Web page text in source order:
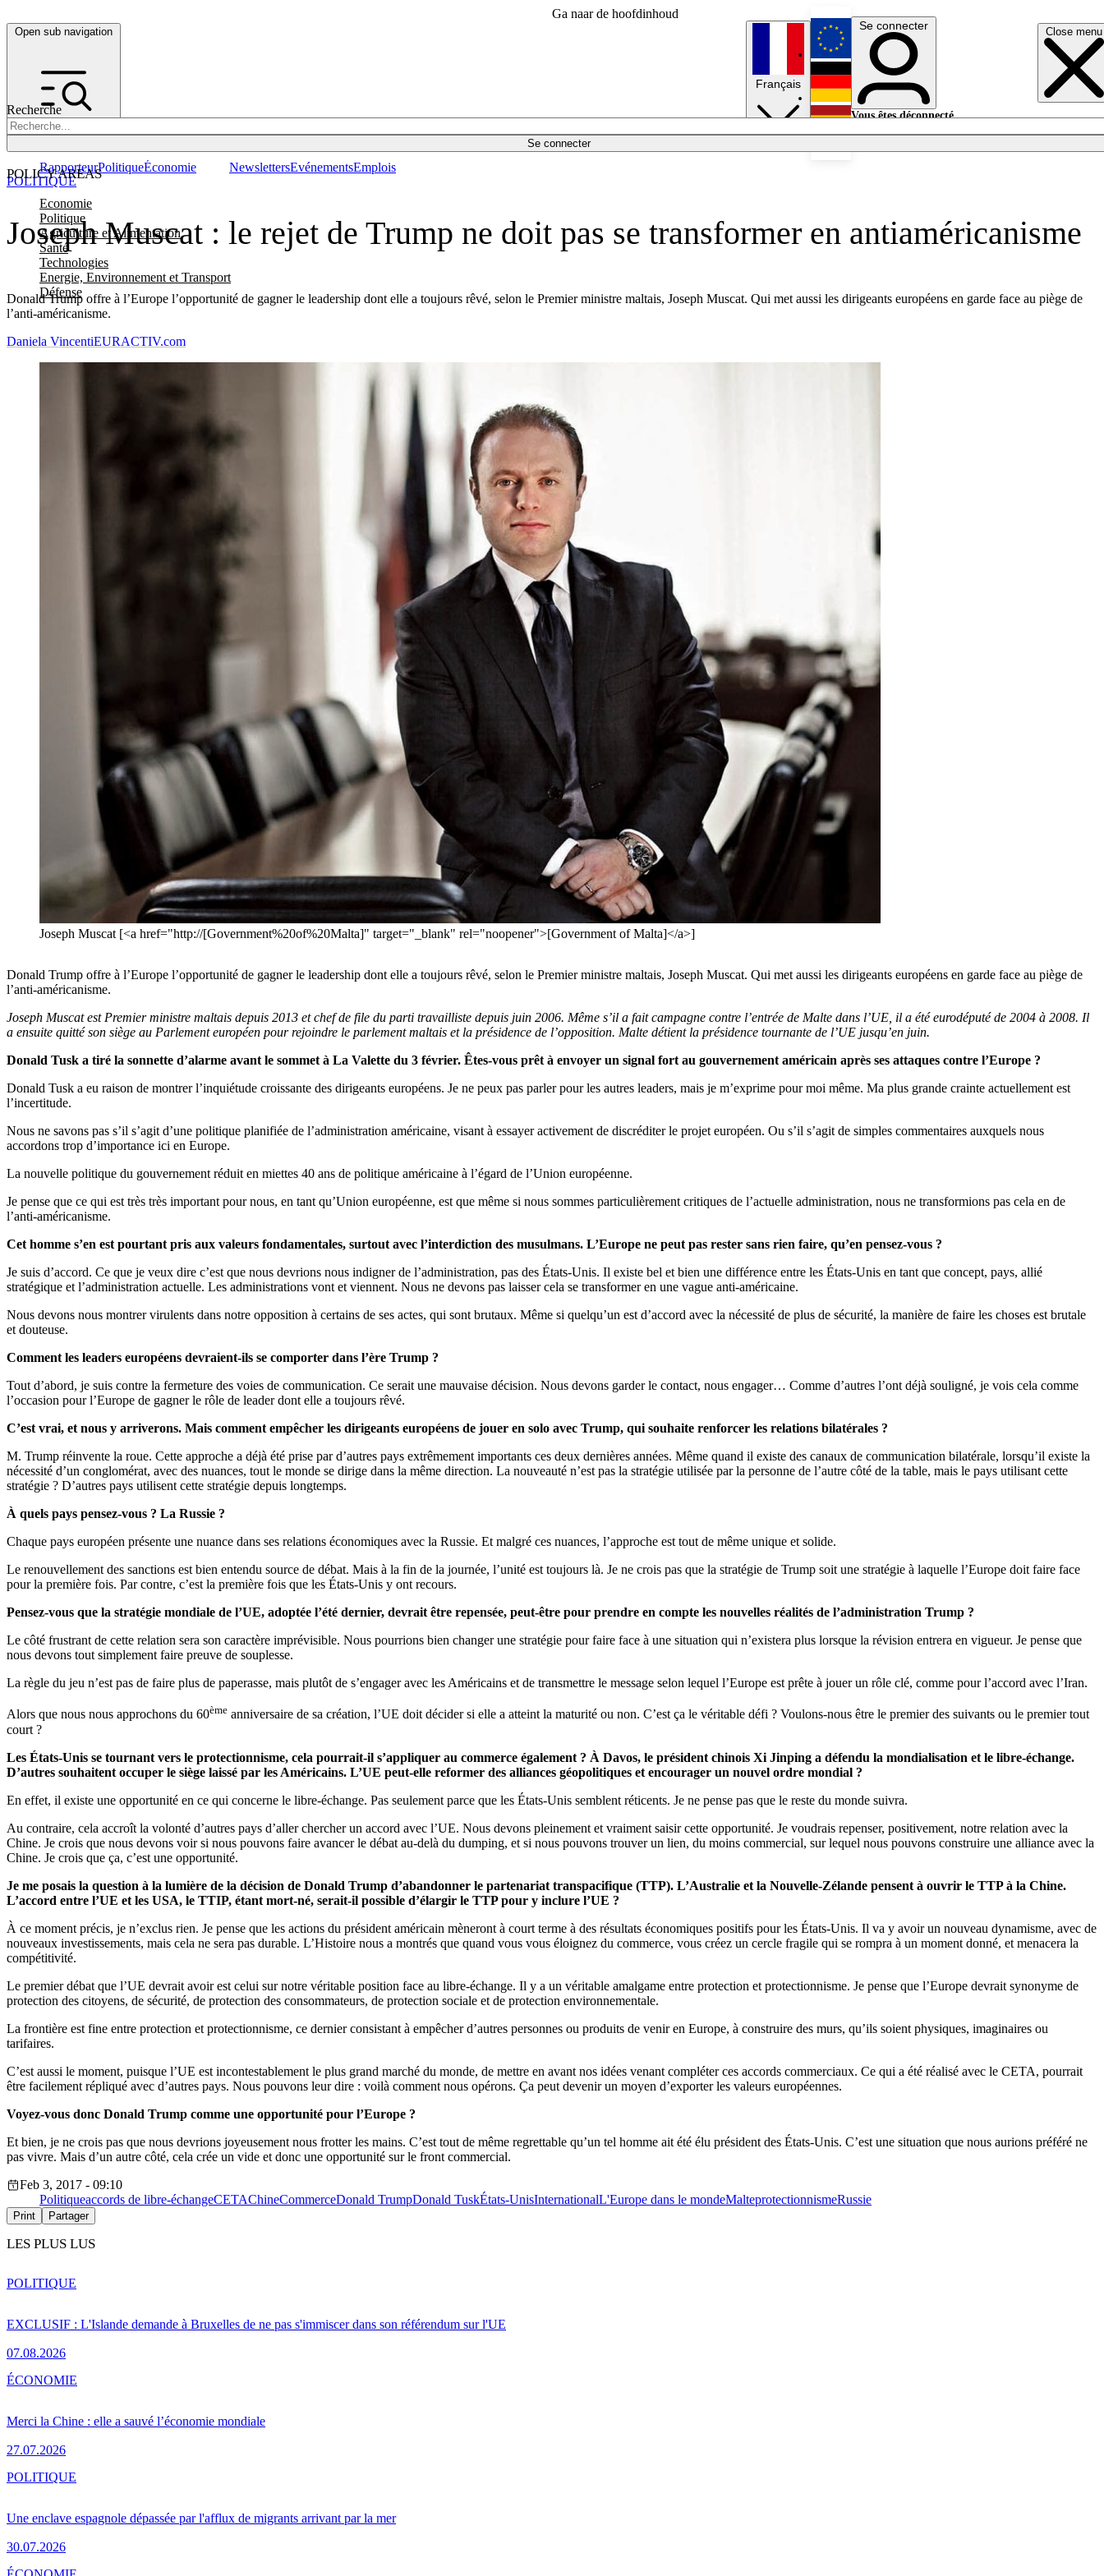
Ga naar de hoofdinhoud
Open sub navigation Close menu
Recherche
Se connecter
POLICY AREAS
Economie
Politique
Agriculture et Alimentation
Santé
Technologies
Energie, Environnement et Transport
Défense
RapporteurPolitiqueÉconomie NewslettersEvénementsEmplois
Français
English
Deutsch
Se connecter
Vous êtes déconnecté.
Joseph Muscat : le rejet de Trump ne doit pas se transformer en antiaméricanisme
Donald Trump offre à l’Europe l’opportunité de gagner le leadership dont elle a toujours rêvé, selon le Premier ministre maltais, Joseph Muscat. Qui met aussi les dirigeants européens en garde face au piège de
l’anti-américanisme.
POLITIQUE
Daniela VincentiEURACTIV.com
Joseph Muscat [<a href="http://[Government%20of%20Malta]" target="_blank" rel="noopener">[Government of Malta]</a>]
Donald Trump offre à l’Europe l’opportunité de gagner le leadership dont elle a toujours rêvé, selon le Premier ministre maltais, Joseph Muscat. Qui met aussi les dirigeants européens en garde face au piège de
l’anti-américanisme.
Joseph Muscat est Premier ministre maltais depuis 2013 et chef de file du parti travailliste depuis juin 2006. Même s’il a fait campagne contre l’entrée de Malte dans l’UE, il a été eurodéputé de 2004 à 2008. Il
a ensuite quitté son siège au Parlement européen pour rejoindre le parlement maltais et la présidence de l’opposition. Malte détient la présidence tournante de l’UE jusqu’en juin.
Donald Tusk a tiré la sonnette d’alarme avant le sommet à La Valette du 3 février. Êtes-vous prêt à envoyer un signal fort au gouvernement américain après ses attaques contre l’Europe ?
Donald Tusk a eu raison de montrer l’inquiétude croissante des dirigeants européens. Je ne peux pas parler pour les autres leaders, mais je m’exprime pour moi même. Ma plus grande crainte actuellement est
l’incertitude.
Nous ne savons pas s’il s’agit d’une politique planifiée de l’administration américaine, visant à essayer activement de discréditer le projet européen. Ou s’il s’agit de simples commentaires auxquels nous
accordons trop d’importance ici en Europe.
La nouvelle politique du gouvernement réduit en miettes 40 ans de politique américaine à l’égard de l’Union européenne.
Je pense que ce qui est très très important pour nous, en tant qu’Union européenne, est que même si nous sommes particulièrement critiques de l’actuelle administration, nous ne transformions pas cela en de
l’anti-américanisme.
Cet homme s’en est pourtant pris aux valeurs fondamentales, surtout avec l’interdiction des musulmans. L’Europe ne peut pas rester sans rien faire, qu’en pensez-vous ?
Je suis d’accord. Ce que je veux dire c’est que nous devrions nous indigner de l’administration, pas des États-Unis. Il existe bel et bien une différence entre les États-Unis en tant que concept, pays, allié
stratégique et l’administration actuelle. Les administrations vont et viennent. Nous ne devons pas laisser cela se transformer en une vague anti-américaine.
Nous devons nous montrer virulents dans notre opposition à certains de ses actes, qui sont brutaux. Même si quelqu’un est d’accord avec la nécessité de plus de sécurité, la manière de faire les choses est brutale
et douteuse.
Comment les leaders européens devraient-ils se comporter dans l’ère Trump ?
Tout d’abord, je suis contre la fermeture des voies de communication. Ce serait une mauvaise décision. Nous devons garder le contact, nous engager… Comme d’autres l’ont déjà souligné, je vois cela comme
l’occasion pour l’Europe de gagner le rôle de leader dont elle a toujours rêvé.
C’est vrai, et nous y arriverons. Mais comment empêcher les dirigeants européens de jouer en solo avec Trump, qui souhaite renforcer les relations bilatérales ?
M. Trump réinvente la roue. Cette approche a déjà été prise par d’autres pays extrêmement importants ces deux dernières années. Même quand il existe des canaux de communication bilatérale, lorsqu’il existe la
nécessité d’un conglomérat, avec des nuances, tout le monde se dirige dans la même direction. La nouveauté n’est pas la stratégie utilisée par la personne de l’autre côté de la table, mais le pays utilisant cette
stratégie ? D’autres pays utilisent cette stratégie depuis longtemps.
À quels pays pensez-vous ? La Russie ?
Chaque pays européen présente une nuance dans ses relations économiques avec la Russie. Et malgré ces nuances, l’approche est tout de même unique et solide.
Le renouvellement des sanctions est bien entendu source de débat. Mais à la fin de la journée, l’unité est toujours là. Je ne crois pas que la stratégie de Trump soit une stratégie à laquelle l’Europe doit faire face
pour la première fois. Par contre, c’est la première fois que les États-Unis y ont recours.
Pensez-vous que la stratégie mondiale de l’UE, adoptée l’été dernier, devrait être repensée, peut-être pour prendre en compte les nouvelles réalités de l’administration Trump ?
Le côté frustrant de cette relation sera son caractère imprévisible. Nous pourrions bien changer une stratégie pour faire face à une situation qui n’existera plus lorsque la révision entrera en vigueur. Je pense que
nous devons tout simplement faire preuve de souplesse.
La règle du jeu n’est pas de faire plus de paperasse, mais plutôt de s’engager avec les Américains et de transmettre le message selon lequel l’Europe est prête à jouer un rôle clé, comme pour l’accord avec l’Iran.
Alors que nous nous approchons du 60ème anniversaire de sa création, l’UE doit décider si elle a atteint la maturité ou non. C’est ça le véritable défi ? Voulons-nous être le premier des suivants ou le premier tout
court ?
Les États-Unis se tournant vers le protectionnisme, cela pourrait-il s’appliquer au commerce également ? À Davos, le président chinois Xi Jinping a défendu la mondialisation et le libre-échange.
D’autres souhaitent occuper le siège laissé par les Américains. L’UE peut-elle reformer des alliances géopolitiques et encourager un nouvel ordre mondial ?
En effet, il existe une opportunité en ce qui concerne le libre-échange. Pas seulement parce que les États-Unis semblent réticents. Je ne pense pas que le reste du monde suivra.
Au contraire, cela accroît la volonté d’autres pays d’aller chercher un accord avec l’UE. Nous devons pleinement et vraiment saisir cette opportunité. Je voudrais repenser, positivement, notre relation avec la
Chine. Je crois que nous devons voir si nous pouvons faire avancer le débat au-delà du dumping, et si nous pouvons trouver un lien, du moins commercial, sur lequel nous pouvons construire une alliance avec la
Chine. Je crois que ça, c’est une opportunité.
Je me posais la question à la lumière de la décision de Donald Trump d’abandonner le partenariat transpacifique (TTP). L’Australie et la Nouvelle-Zélande pensent à ouvrir le TTP à la Chine.
L’accord entre l’UE et les USA, le TTIP, étant mort-né, serait-il possible d’élargir le TTP pour y inclure l’UE ?
À ce moment précis, je n’exclus rien. Je pense que les actions du président américain mèneront à court terme à des résultats économiques positifs pour les États-Unis. Il va y avoir un nouveau dynamisme, avec de
nouveaux investissements, mais cela ne sera pas durable. L’Histoire nous a montrés que quand vous vous éloignez du commerce, vous créez un cercle fragile qui se rompra à un moment donné, et menacera la
compétitivité.
Le premier débat que l’UE devrait avoir est celui sur notre véritable position face au libre-échange. Il y a un véritable amalgame entre protection et protectionnisme. Je pense que l’Europe devrait synonyme de
protection des citoyens, de sécurité, de protection des consommateurs, de protection sociale et de protection environnementale.
La frontière est fine entre protection et protectionnisme, ce dernier consistant à empêcher d’autres personnes ou produits de venir en Europe, à construire des murs, qu’ils soient physiques, imaginaires ou
tarifaires.
C’est aussi le moment, puisque l’UE est incontestablement le plus grand marché du monde, de mettre en avant nos idées venant compléter ces accords commerciaux. Ce qui a été réalisé avec le CETA, pourrait
être facilement répliqué avec d’autres pays. Nous pouvons leur dire : voilà comment nous opérons. Ça peut devenir un moyen d’exporter les valeurs européennes.
Voyez-vous donc Donald Trump comme une opportunité pour l’Europe ?
Et bien, je ne crois pas que nous devrions joyeusement nous frotter les mains. C’est tout de même regrettable qu’un tel homme ait été élu président des États-Unis. C’est une situation que nous aurions préféré ne
pas vivre. Mais d’un autre côté, cela crée un vide et donc une opportunité sur le front commercial.
Feb 3, 2017 - 09:10
Politiqueaccords de libre-échangeCETAChineCommerceDonald TrumpDonald TuskÉtats-UnisInternationalL'Europe dans le mondeMalteprotectionnismeRussie
Print Partager
LES PLUS LUS
EXCLUSIF : L'Islande demande à Bruxelles de ne pas s'immiscer dans son référendum sur l'UE
07.08.2026
POLITIQUE
Merci la Chine : elle a sauvé l’économie mondiale
27.07.2026
ÉCONOMIE
Une enclave espagnole dépassée par l'afflux de migrants arrivant par la mer
30.07.2026
POLITIQUE